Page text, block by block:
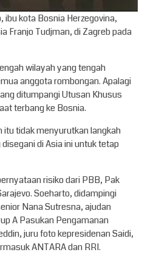
ibu kota Bosnia Herzegovina,
Franjo Tudjman, di Zagreb pada
wilayah yang tengah
anggota rombongan. Apalagi
ditumpangi Utusan Khusus
terbang ke Bosnia.
tidak menyurutkan langkah
di Asia ini untuk tetap
risiko dari PBB, Pak
Soeharto, didampingi
Nana Sutresna, ajudan
A Pasukan Pengamanan
juru foto kepresidenan Saidi,
ANTARA dan RRI.